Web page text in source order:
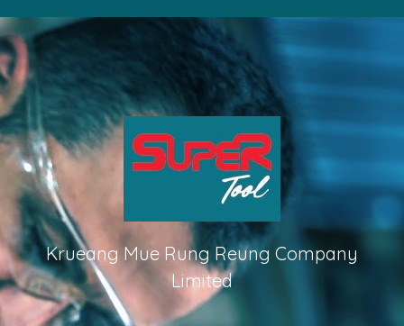
Krueang Mue Rung Reung Company
Limited